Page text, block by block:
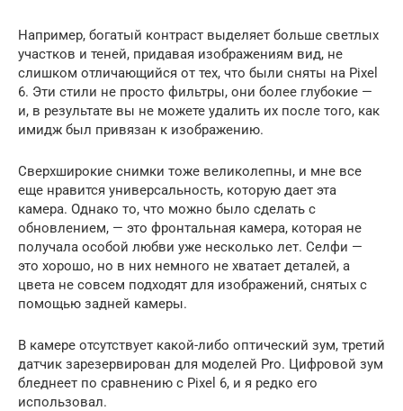
Например, богатый контраст выделяет больше светлых
участков и теней, придавая изображениям вид, не
слишком отличающийся от тех, что были сняты на Pixel
6. Эти стили не просто фильтры, они более глубокие —
и, в результате вы не можете удалить их после того, как
имидж был привязан к изображению.
Сверхширокие снимки тоже великолепны, и мне все
еще нравится универсальность, которую дает эта
камера. Однако то, что можно было сделать с
обновлением, — это фронтальная камера, которая не
получала особой любви уже несколько лет. Селфи —
это хорошо, но в них немного не хватает деталей, а
цвета не совсем подходят для изображений, снятых с
помощью задней камеры.
В камере отсутствует какой-либо оптический зум, третий
датчик зарезервирован для моделей Pro. Цифровой зум
бледнеет по сравнению с Pixel 6, и я редко его
использовал.